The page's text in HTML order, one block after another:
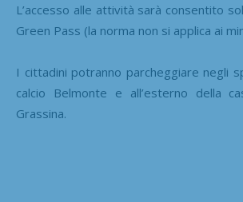
L’accesso alle attività sarà consentito
Green Pass (la norma non si applica ai
I cittadini potranno parcheggiare negli
calcio Belmonte e all’esterno della
Grassina.